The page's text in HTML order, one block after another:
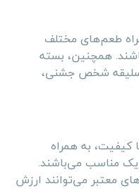
طعم‌های مختلف
همچنین، بسته
سلیقه شخص جشنی،
کیفیت، به همراه
مناسب می‌باشند.
معتبر می‌توانند ارزش